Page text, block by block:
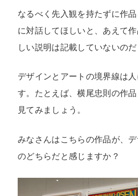
なるべく先入観を持たずに作
に対話してほしいと、あえて
しい説明は記載していないのだ
デザインとアートの境界線は
す。たとえば、横尾忠則の作
見てみましょう。
みなさんはこちらの作品が、
のどちらだと感じますか？